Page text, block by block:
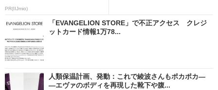
PR(IIJmio)
「EVANGELION STORE」で不正アクセス クレジ
ットカード情報1万78...
人類保温計画、発動：これで綾波さんもポカポカ―
―エヴァのボディを再現した靴下や腹...